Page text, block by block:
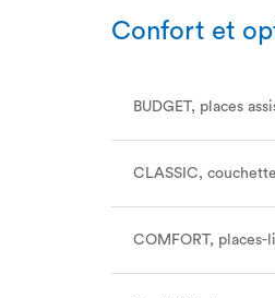
Confort et
BUDGET, places
CLASSIC,
COMFORT, places-